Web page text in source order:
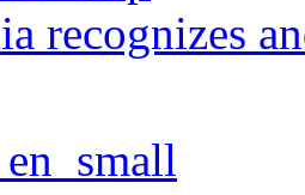
recognizes